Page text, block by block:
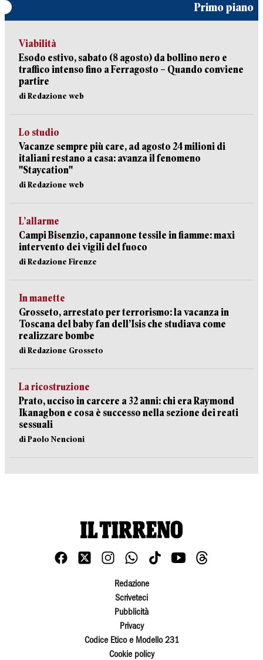
Primo piano
Viabilità
Esodo estivo, sabato (8 agosto) da bollino nero e
traffico intenso fino a Ferragosto – Quando conviene
partire
di Redazione web
Lo studio
Vacanze sempre più care, ad agosto 24 milioni di
italiani restano a casa: avanza il fenomeno
"Staycation"
di Redazione web
L’allarme
Campi Bisenzio, capannone tessile in fiamme: maxi
intervento dei vigili del fuoco
di Redazione Firenze
In manette
Grosseto, arrestato per terrorismo: la vacanza in
Toscana del baby fan dell’Isis che studiava come
realizzare bombe
di Redazione Grosseto
La ricostruzione
Prato, ucciso in carcere a 32 anni: chi era Raymond
Ikanagbon e cosa è successo nella sezione dei reati
sessuali
di Paolo Nencioni
Redazione
Scriveteci
Pubblicità
Privacy
Codice Etico e Modello 231
Cookie policy